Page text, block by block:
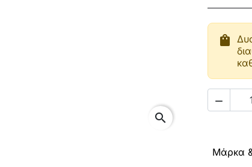
search
shopping_bag

Μάρκα